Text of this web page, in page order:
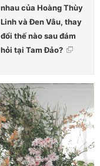
nhau của Hoàng Thùy
Linh và Đen Vâu, thay
đổi thế nào sau đám
hỏi tại Tam Đảo?